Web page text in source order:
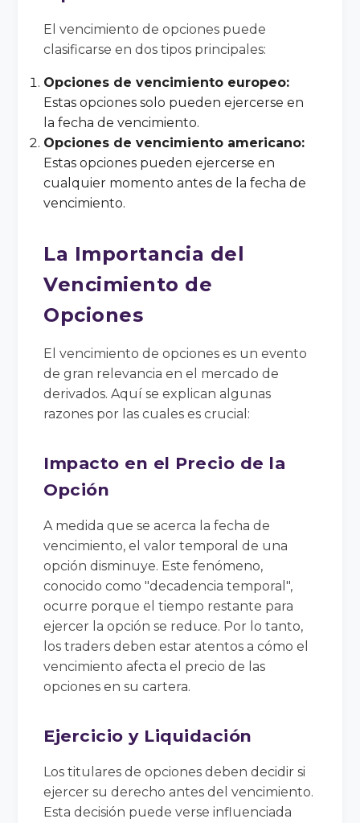
El vencimiento de opciones puede
clasificarse en dos tipos principales:
Opciones de vencimiento europeo:
Estas opciones solo pueden ejercerse en
la fecha de vencimiento.
Opciones de vencimiento americano:
Estas opciones pueden ejercerse en
cualquier momento antes de la fecha de
vencimiento.
La Importancia del
Vencimiento de
Opciones
El vencimiento de opciones es un evento
de gran relevancia en el mercado de
derivados. Aquí se explican algunas
razones por las cuales es crucial:
Impacto en el Precio de la
Opción
A medida que se acerca la fecha de
vencimiento, el valor temporal de una
opción disminuye. Este fenómeno,
conocido como "decadencia temporal",
ocurre porque el tiempo restante para
ejercer la opción se reduce. Por lo tanto,
los traders deben estar atentos a cómo el
vencimiento afecta el precio de las
opciones en su cartera.
Ejercicio y Liquidación
Los titulares de opciones deben decidir si
ejercer su derecho antes del vencimiento.
Esta decisión puede verse influenciada